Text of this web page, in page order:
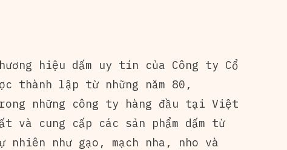
hiệu dấm uy tín của Công ty Cổ
thành lập từ những năm 80,
những công ty hàng đầu tại Việt
và cung cấp các sản phẩm dấm từ
nhiên như gạo, mạch nha, nho và